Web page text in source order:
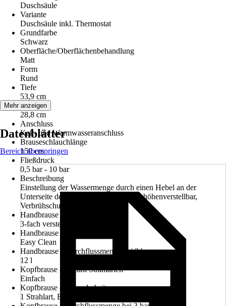
Duschsäule
Variante
Duschsäule inkl. Thermostat
Grundfarbe
Schwarz
Oberfläche/Oberflächenbehandlung
Matt
Form
Rund
Tiefe
53,9 cm
Breite
28,8 cm
Anschluss
Kalt- und Warmwasseranschluss
Brauseschlauchlänge
150 cm
Fließdruck
0,5 bar - 10 bar
Beschreibung
Einstellung der Wassermenge durch einen Hebel an der
Unterseite des Thermostats., Steigrohr höhenverstellbar,
Verbrühschutz
Handbrause - Anzahl Strahlarten
3-fach verstellbar
Handbrause - Besonderheiten
Easy Clean
Handbrause - Durchflussmenge bei 3 bar
12 l
Kopfbrause - Anzahl Strahlarten
Einfach
Kopfbrause - Besonderheiten
1 Strahlart, Easy Clean
Mehr anzeigen
Datenblätter
Bereich überspringen